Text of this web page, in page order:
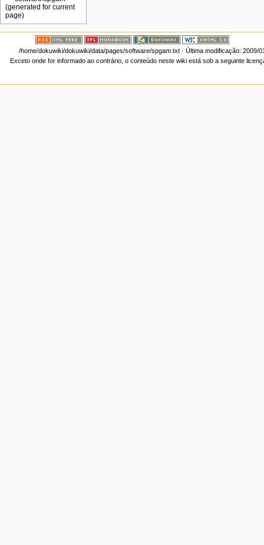
/home/dokuwiki/dokuwiki/data/pages/software/spgam.txt· Última modificação: 2009/
Exceto onde for informado ao contrário, o conteúdo neste wiki está sob a seguinte